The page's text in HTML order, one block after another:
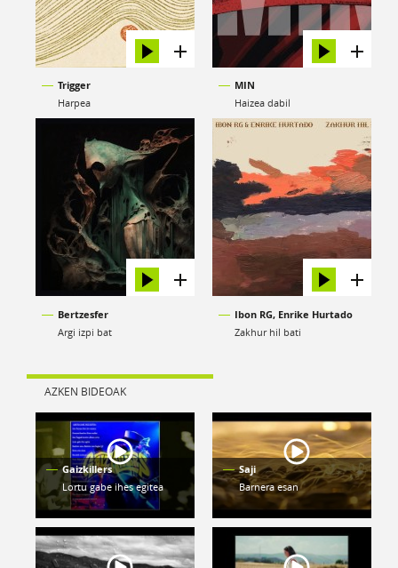
Trigger
Harpea
MIN
Haizea dabil
Bertzesfer
Argi izpi bat
Ibon RG, Enrike Hurtado
Zakhur hil bati
AZKEN BIDEOAK
Gaizkillers
Lortu gabe ihes egitea
Saji
Barnera esan